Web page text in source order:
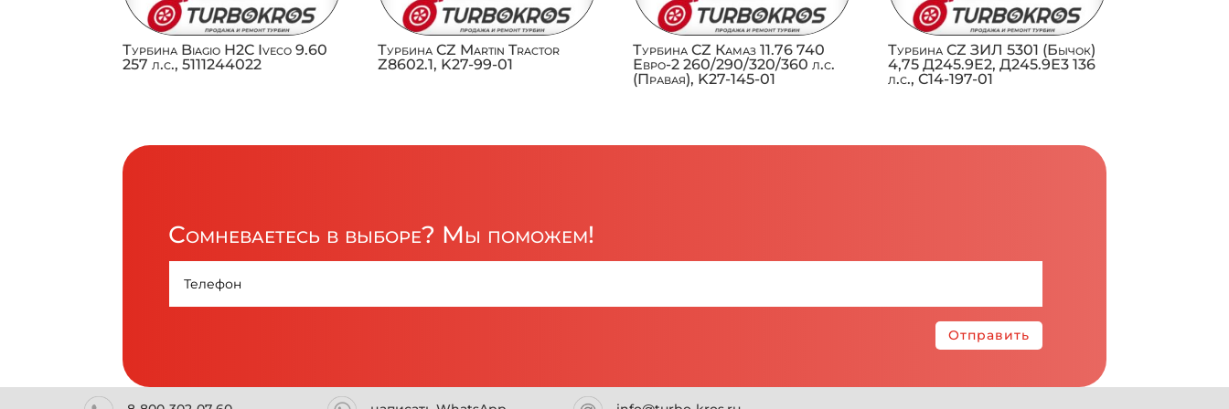
Турбина Biagio H2C Iveco 9.60
257 л.с., 5111244022
Турбина CZ Martin Tractor
Z8602.1, K27-99-01
Турбина CZ Камаз 11.76 740
Евро-2 260/290/320/360 л.с.
(Правая), K27-145-01
Турбина CZ ЗИЛ 5301 (Бычок)
4,75 Д245.9Е2, Д245.9Е3 136
л.с., C14-197-01
Сомневаетесь в выборе? Мы поможем!
Отправить